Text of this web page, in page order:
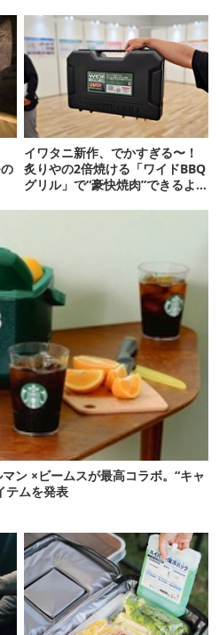
イワタニ新作、でかすぎる〜！
炙りやの2倍焼ける「ワイドBBQ
グリル」で“豪快焼肉”できるよ
ン ×ビームスが最高コラボ。“キャ
テムを発表